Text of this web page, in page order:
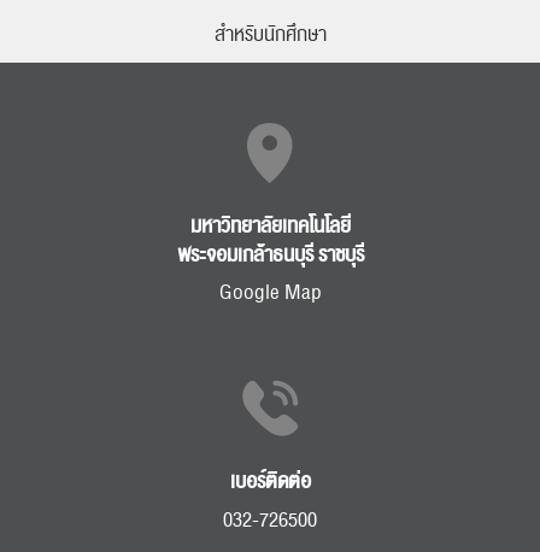
สำหรับนักศึกษา
มหาวิทยาลัยเทคโนโลยี
พระจอมเกล้าธนบุรี ราชบุรี
Google Map
เบอร์ติดต่อ
032-726500